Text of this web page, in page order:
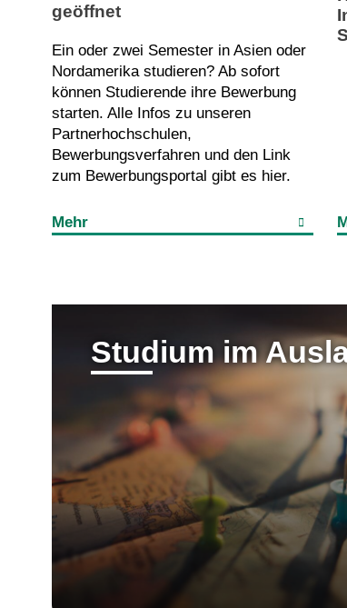
geöffnet
Ein oder zwei Semester in Asien oder
Nordamerika studieren? Ab sofort
können Studierende ihre Bewerbung
starten. Alle Infos zu unseren
Partnerhochschulen,
Bewerbungsverfahren und den Link
zum Bewerbungsportal gibt es hier.
Mehr
Studium im